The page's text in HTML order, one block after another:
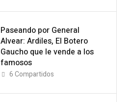
Paseando por General
Alvear: Ardiles, El Botero
Gaucho que le vende a los
famosos
6Compartidos